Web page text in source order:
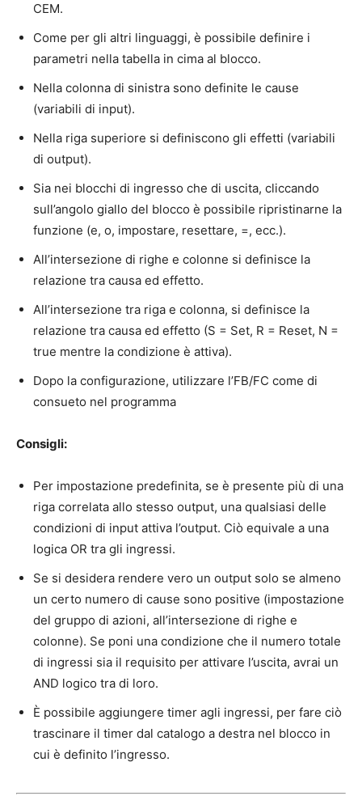
CEM.
Come per gli altri linguaggi, è possibile definire i
parametri nella tabella in cima al blocco.
Nella colonna di sinistra sono definite le cause
(variabili di input).
Nella riga superiore si definiscono gli effetti (variabili
di output).
Sia nei blocchi di ingresso che di uscita, cliccando
sull’angolo giallo del blocco è possibile ripristinarne la
funzione (e, o, impostare, resettare, =, ecc.).
All’intersezione di righe e colonne si definisce la
relazione tra causa ed effetto.
All’intersezione tra riga e colonna, si definisce la
relazione tra causa ed effetto (S = Set, R = Reset, N =
true mentre la condizione è attiva).
Dopo la configurazione, utilizzare l’FB/FC come di
consueto nel programma
Consigli:
Per impostazione predefinita, se è presente più di una
riga correlata allo stesso output, una qualsiasi delle
condizioni di input attiva l’output. Ciò equivale a una
logica OR tra gli ingressi.
Se si desidera rendere vero un output solo se almeno
un certo numero di cause sono positive (impostazione
del gruppo di azioni, all’intersezione di righe e
colonne). Se poni una condizione che il numero totale
di ingressi sia il requisito per attivare l’uscita, avrai un
AND logico tra di loro.
È possibile aggiungere timer agli ingressi, per fare ciò
trascinare il timer dal catalogo a destra nel blocco in
cui è definito l’ingresso.